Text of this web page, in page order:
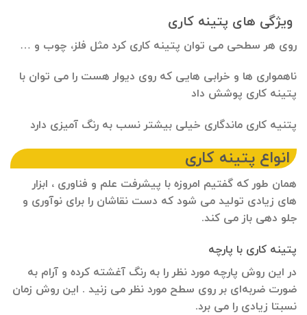
ویژگی های پتینه کاری
روی هر سطحی می توان پتینه کاری کرد مثل فلز، چوب و …
ناهمواری ها و خرابی هایی که روی دیوار هست را می توان با
پتینه کاری پوشش داد
پتنیه کاری ماندگاری خیلی بیشتر نسب به رنگ آمیزی دارد
انواع پتینه کاری
همان طور که گفتیم امروزه با پیشرفت علم و فناوری ، ابزار
های زیادی تولید می شود که دست نقاشان را برای نوآوری و
جلو دهی باز می کند.
پتینه کاری با پارچه
در این روش پارچه مورد نظر را به رنگ آغشته کرده و آرام به
ضورت ضربه‌ای بر روی سطح مورد نظر می زنید . این روش زمان
نسبتا زیادی را می برد.